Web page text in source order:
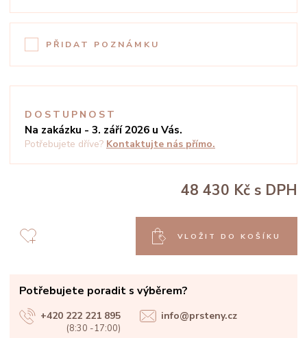
PŘIDAT POZNÁMKU
DOSTUPNOST
Na zakázku - 3. září 2026 u Vás.
Potřebujete dříve? Kontaktujte nás přímo.
48 430 Kč s DPH
VLOŽIT DO KOŠÍKU
Potřebujete poradit s výběrem?
+420 222 221 895
(8:30 -17:00)
info@prsteny.cz